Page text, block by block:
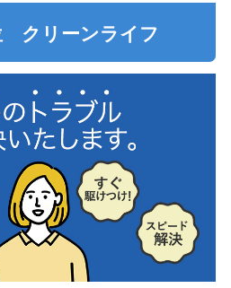
クリーンライフ